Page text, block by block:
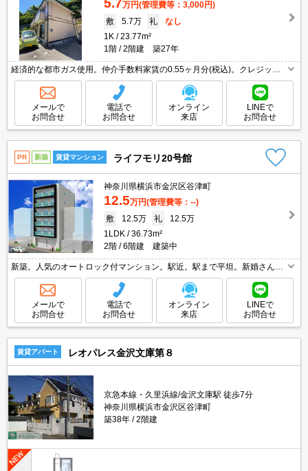
5.7万円(管理費等：3,000円)
敷
5.7万 礼
なし
1K
23.77m²
1階
2階建 築27年
経済的な都市ガス使用。仲介手数料家賃の0.55ヶ月分(税込)。クレジット
ポイント貯まります。初期費用・家賃カード払い可。オンライン内見対応
可。駐車場は敷地内。インターネット高速1Ｇ無料。
メールで
お問合せ
電話で
お問合せ
オンライン
来店
LINEで
お問合せ
PR 新築 賃貸マンション ライフモリ20号館
神奈川県横浜市金沢区谷津町
12.5万円(管理費等：--)
敷
12.5万 礼
12.5万
1LDK
36.73m²
2階
6階建 建築中
新築。人気のオートロック付マンション。駅近。駅まで平坦。新婚さんに
オススメ!。オンライン申込対応可。仲介手数料家賃の55%。24時間高速
インターネット無料使い放題。経済的な都市ガス使用。
メールで
お問合せ
電話で
お問合せ
オンライン
来店
LINEで
お問合せ
賃貸アパート レオパレス金沢文庫第８
京急本線・久里浜線/金沢文庫駅 徒歩7分
神奈川県横浜市金沢区谷津町
築38年
2階建